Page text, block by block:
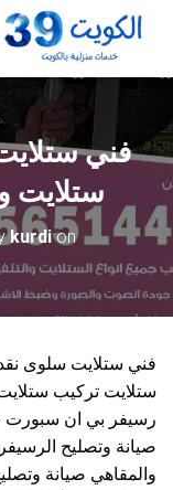
ستلايت
kurdion
فني ستلايت سلوى
ستلايت تركيب
رسيفر بي ان سبورت
صيانة وتصليح
والمقاهي صيانة